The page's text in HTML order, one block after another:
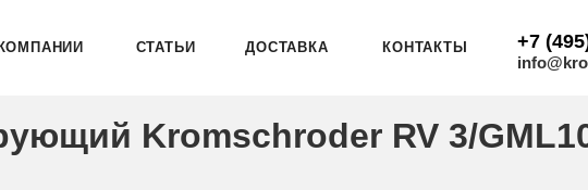
СТАТЬИ ДОСТАВКА КОНТАКТЫ +7
Kromschroder RV 3/